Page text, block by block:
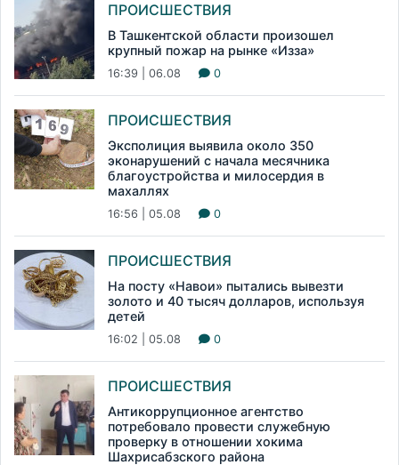
ПРОИСШЕСТВИЯ
В Ташкентской области произошел
крупный пожар на рынке «Изза»
16:39 | 06.08 0
ПРОИСШЕСТВИЯ
Эксполиция выявила около 350
эконарушений с начала месячника
благоустройства и милосердия в
махаллях
16:56 | 05.08 0
ПРОИСШЕСТВИЯ
На посту «Навои» пытались вывезти
золото и 40 тысяч долларов, используя
детей
16:02 | 05.08 0
ПРОИСШЕСТВИЯ
Антикоррупционное агентство
потребовало провести служебную
проверку в отношении хокима
Шахрисабзского района